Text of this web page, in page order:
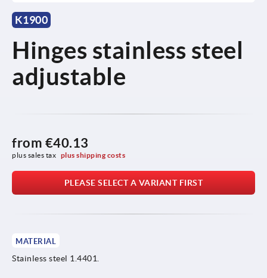
K1900
Hinges stainless steel
adjustable
from €40.13
plus sales tax plus shipping costs
PLEASE SELECT A VARIANT FIRST
MATERIAL
Stainless steel 1.4401.